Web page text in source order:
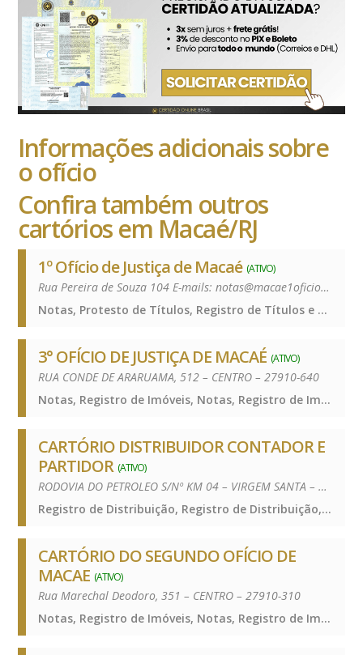
Informações adicionais sobre
o ofício
Confira também outros
cartórios em Macaé/RJ
1º Ofício de Justiça de Macaé (ATIVO)
Rua Pereira de Souza 104 E-mails:notas@macae1oficio.com.br
Notas, Protesto de Títulos, Registro de Títulos e Documentos e Civis das Pessoas Jurídicas, Notas, Protesto de Títulos, Registro de Títulos e Documentos e Civis das Pessoas Jurídicas, Notas, Protesto de Títulos, Registro de Títulos e Documentos e Civis das Pessoas Jurídicas
3° OFÍCIO DE JUSTIÇA DE MACAÉ (ATIVO)
RUA CONDE DE ARARUAMA, 512 – CENTRO – 27910-640
Notas, Registro de Imóveis, Notas, Registro de Imóveis, Notas, Registro de Imóveis
CARTÓRIO DISTRIBUIDOR CONTADOR E
PARTIDOR (ATIVO)
RODOVIA DO PETROLEO S/Nº KM 04 – VIRGEM SANTA – 27910-200
Registro de Distribuição, Registro de Distribuição, Registro de Distribuição
CARTÓRIO DO SEGUNDO OFÍCIO DE
MACAE (ATIVO)
Rua Marechal Deodoro, 351 – CENTRO – 27910-310
Notas, Registro de Imóveis, Notas, Registro de Imóveis, Notas, Registro de Imóveis